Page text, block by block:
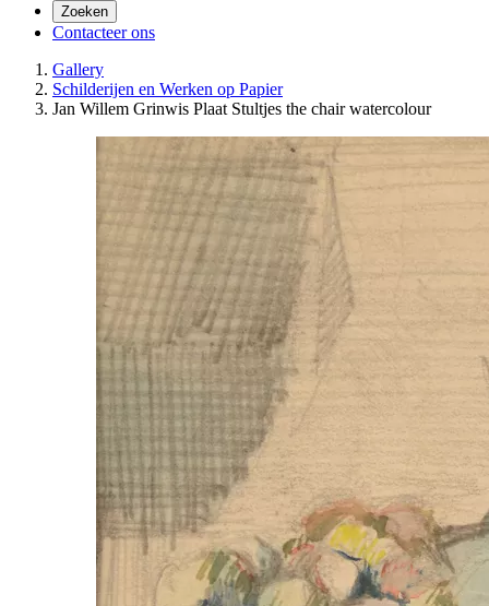
Zoeken
Contacteer ons
Gallery
Schilderijen en Werken op Papier
Jan Willem Grinwis Plaat Stultjes the chair watercolour